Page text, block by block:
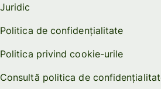
Juridic
Politica de confidențialitate
Politica privind cookie-urile
Consultă politica de